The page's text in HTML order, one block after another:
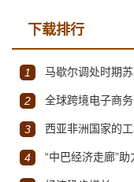
下载排行
1 马歇尔调处时期苏
2 全球跨境电子商
3 西亚非洲国家的
4 “中巴经济走廊”